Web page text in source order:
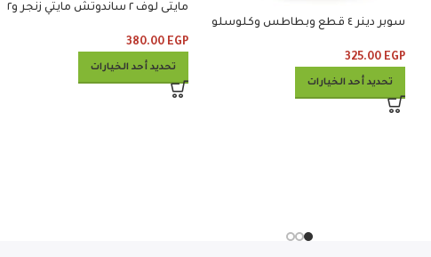
سوبر دينر ٤ قطع وبطاطس وكلوسلو
325.00 EGP
تحديد أحد الخيارات
مايتى لوف ٢ ساندوتش مايتي زنجر و٢
380.00 EGP
تحديد أحد الخيارات